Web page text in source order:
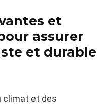
et
assurer
et durable
climat et des